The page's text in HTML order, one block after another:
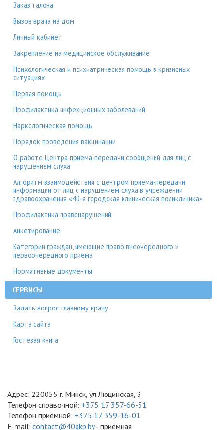
Заказ талона
Вызов врача на дом
Личный кабинет
Закрепление на медицинское обслуживание
Психологическая и психиатрическая помощь в кризисных
ситуациях
Первая помощь
Профилактика инфекционных заболеваний
Наркологическая помощь
Порядок проведения вакцинации
О работе Центра приема-передачи сообщений для лиц с
нарушением слуха
Алгоритм взаимодействия с центром приема-передачи
информации от лиц с нарушением слуха в учреждении
здравоохранения «40-я городская клиническая поликлиника»
Профилактика правонарушений
Анкетирование
Категории граждан, имеющие право внеочередного и
первоочередного приема
Нормативные документы
СЕРВИСЫ
Задать вопрос главному врачу
Карта сайта
Гостевая книга
Адрес: 220055 г. Минск, ул.Люцинская, 3
Телефон справочной: +375 17 357-66-51
Телефон приёмной: +375 17 359-16-01
E-mail: contact@40gkp.by- приемная